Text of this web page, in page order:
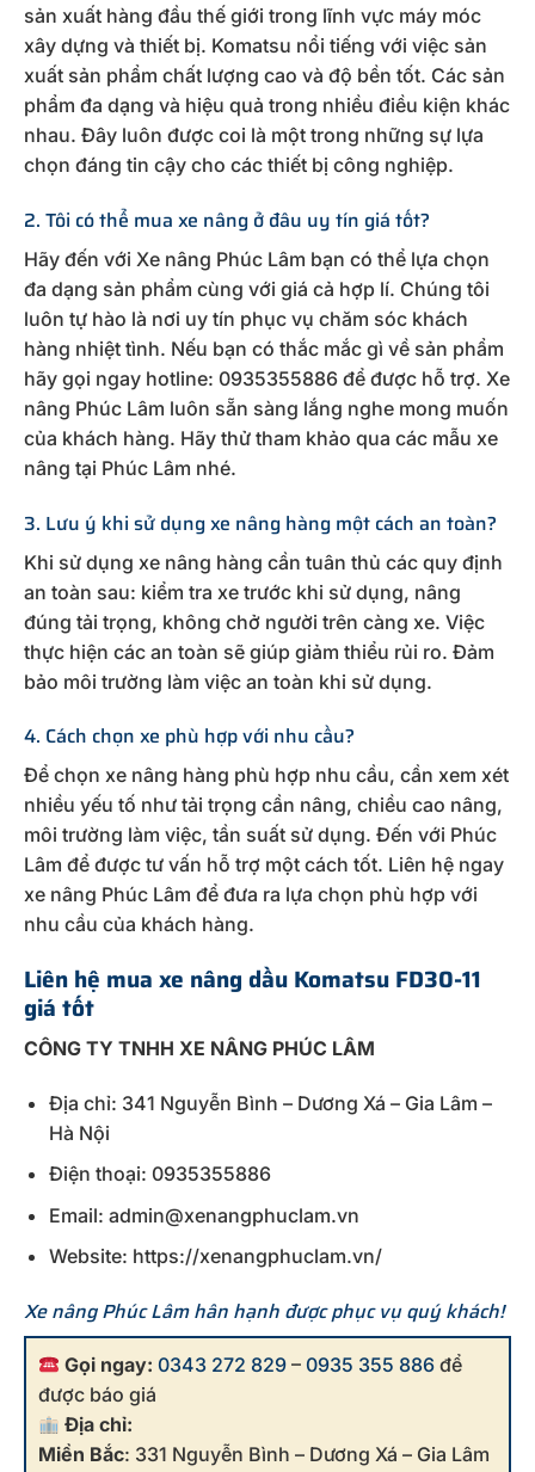
sản xuất hàng đầu thế giới trong lĩnh vực máy móc
xây dựng và thiết bị. Komatsu nổi tiếng với việc sản
xuất sản phẩm chất lượng cao và độ bền tốt. Các sản
phẩm đa dạng và hiệu quả trong nhiều điều kiện khác
nhau. Đây luôn được coi là một trong những sự lựa
chọn đáng tin cậy cho các thiết bị công nghiệp.
2. Tôi có thể mua xe nâng ở đâu uy tín giá tốt?
Hãy đến với Xe nâng Phúc Lâm bạn có thể lựa chọn
đa dạng sản phẩm cùng với giá cả hợp lí. Chúng tôi
luôn tự hào là nơi uy tín phục vụ chăm sóc khách
hàng nhiệt tình. Nếu bạn có thắc mắc gì về sản phẩm
hãy gọi ngay hotline: 0935355886 để được hỗ trợ. Xe
nâng Phúc Lâm luôn sẵn sàng lắng nghe mong muốn
của khách hàng. Hãy thử tham khảo qua các mẫu xe
nâng tại Phúc Lâm nhé.
3. Lưu ý khi sử dụng xe nâng hàng một cách an toàn?
Khi sử dụng xe nâng hàng cần tuân thủ các quy định
an toàn sau: kiểm tra xe trước khi sử dụng, nâng
đúng tải trọng, không chở người trên càng xe. Việc
thực hiện các an toàn sẽ giúp giảm thiểu rủi ro. Đảm
bảo môi trường làm việc an toàn khi sử dụng.
4. Cách chọn xe phù hợp với nhu cầu?
Để chọn xe nâng hàng phù hợp nhu cầu, cần xem xét
nhiều yếu tố như tải trọng cần nâng, chiều cao nâng,
môi trường làm việc, tần suất sử dụng. Đến với Phúc
Lâm để được tư vấn hỗ trợ một cách tốt. Liên hệ ngay
xe nâng Phúc Lâm để đưa ra lựa chọn phù hợp với
nhu cầu của khách hàng.
Liên hệ mua xe nâng dầu Komatsu FD30-11
giá tốt
CÔNG TY TNHH XE NÂNG PHÚC LÂM
Địa chỉ: 341 Nguyễn Bình – Dương Xá – Gia Lâm –
Hà Nội
Điện thoại: 0935355886
Email: admin@xenangphuclam.vn
Website: https://xenangphuclam.vn/
Xe nâng Phúc Lâm hân hạnh được phục vụ quý khách!
Gọi ngay: 0343 272 829 –0935 355 886 để
được báo giá
Địa chỉ:
Miền Bắc: 331 Nguyễn Bình – Dương Xá – Gia Lâm